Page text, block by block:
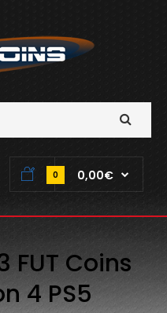
0 0,00€
FUT Coins
4 PS5